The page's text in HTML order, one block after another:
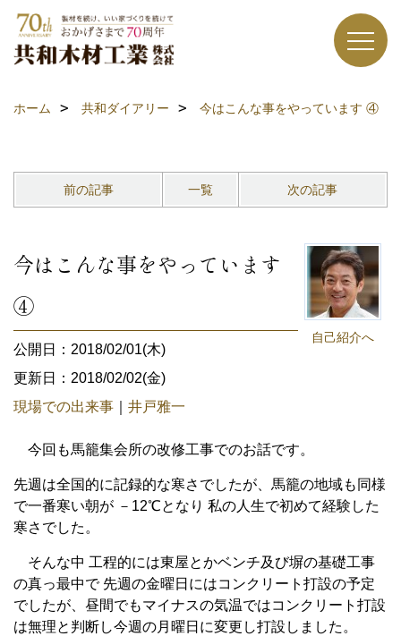
ホーム 共和ダイアリー 今はこんな事をやっています ④
前の記事 一覧 次の記事
自己紹介へ
今はこんな事をやっています
④
公開日：2018/02/01(木)
更新日：2018/02/02(金)
現場での出来事
井戸雅一
今回も馬籠集会所の改修工事でのお話です。
先週は全国的に記録的な寒さでしたが、馬籠の地域も同様
で一番寒い朝が －12℃となり 私の人生で初めて経験した
寒さでした。
そんな中 工程的には東屋とかベンチ及び塀の基礎工事
の真っ最中で 先週の金曜日にはコンクリート打設の予定
でしたが、昼間でもマイナスの気温ではコンクリート打設
は無理と判断し今週の月曜日に変更し打設しました。